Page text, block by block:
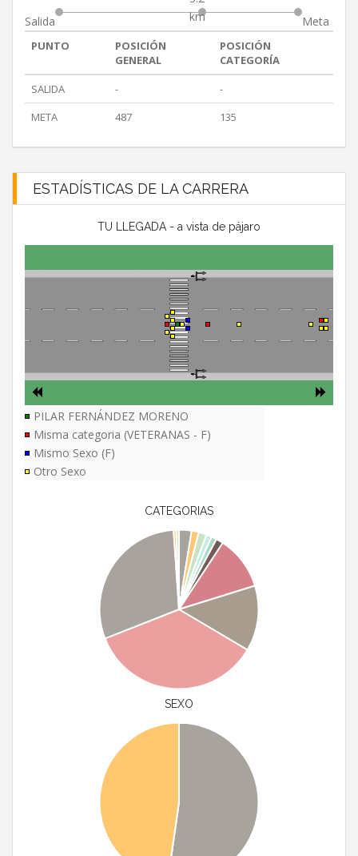
Salida
km
Meta
PUNTO
POSICIÓN
GENERAL
POSICIÓN
CATEGORÍA
SALIDA
-
-
META
487 135
ESTADÍSTICAS DE LA CARRERA
TU LLEGADA - a vista de pájaro
PILAR FERNÁNDEZ MORENO
Misma categoria (VETERANAS - F)
Mismo Sexo (F)
Otro Sexo
CATEGORIAS
SEXO